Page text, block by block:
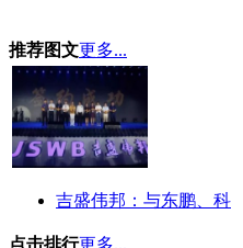
推荐图文更多...
吉盛伟邦：与东鹏、科
点击排行更多...